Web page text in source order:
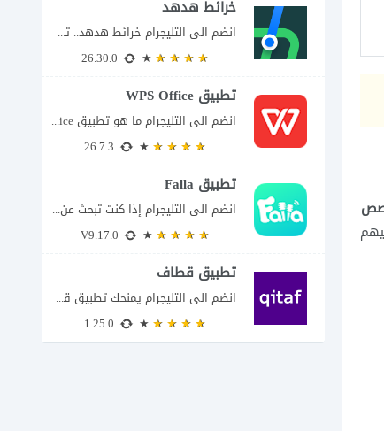
خرائط هدهد
انضم الى التليجرام خرائط هدهد.. تطبيق سعودي يعرف تفاصيل الطريق قبل أن تبدأ رحلتك...
تطبيق WPS Office
انضم الى التليجرام ما هو تطبيق WPS Office ولماذا يمكن أن يغنيك عن عدة...
تطبيق Falla
انضم الى التليجرام إذا كنت تبحث عن تطبيق يتيح لك الدخول إلى غرف دردشة...
تطبيق قطاف
انضم الى التليجرام يمنحك تطبيق قطاف طريقة سهلة لمتابعة نقاط المكافآت والاستفادة منها في...